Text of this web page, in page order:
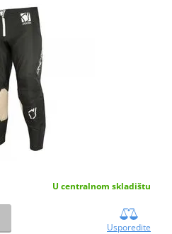
U centralnom skladištu
Usporedite